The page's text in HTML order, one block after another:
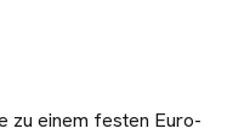
zu einem festen Euro-